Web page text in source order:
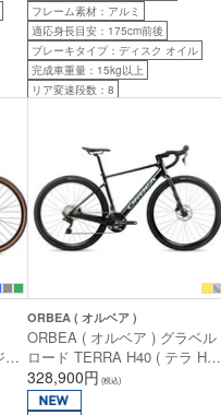
フレーム素材：アルミ
適応身長目安：175cm前後
ブレーキタイプ：ディスク オイル
完成車重量：15kg以上
リア変速段数：8
グ
ORBEA ( オルベア )
ORBEA ( オルベア ) グラベル
ロード TERRA H40 ( テラ H40
) ダイヤモンドブラック / ダイ
ヤモンドカーボンビュー( グロ
328,900円 (税込)